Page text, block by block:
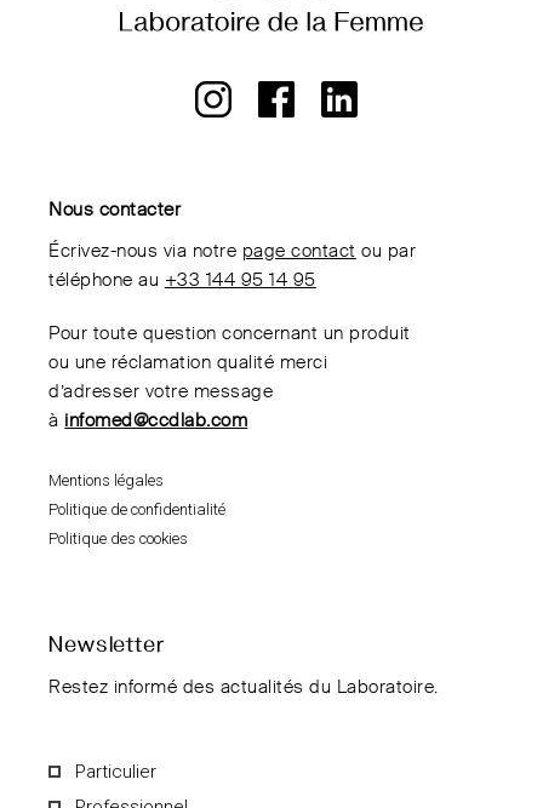
Nous contacter
Écrivez-nous via notre page contact ou par
téléphone au +33 144 95 14 95
Pour toute question concernant un produit
ou une réclamation qualité merci
d’adresser votre message
à infomed@ccdlab.com
Mentions légales
Politique de confidentialité
Politique des cookies
Newsletter
Restez informé des actualités du Laboratoire.
Particulier